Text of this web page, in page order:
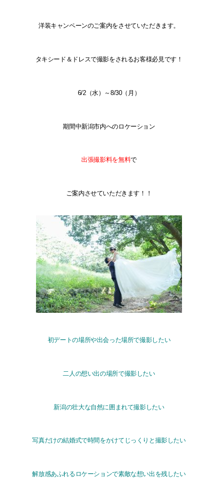
洋装キャンペーンのご案内をさせていただきます。
タキシード＆ドレスで撮影をされるお客様必見です！
6/2（水）～8/30（月）
期間中新潟市内へのロケーション
出張撮影料を無料で
ご案内させていただきます！！
初デートの場所や出会った場所で撮影したい
二人の想い出の場所で撮影したい
新潟の壮大な自然に囲まれて撮影したい
写真だけの結婚式で時間をかけてじっくりと撮影したい
解放感あふれるロケーションで素敵な想い出を残したい